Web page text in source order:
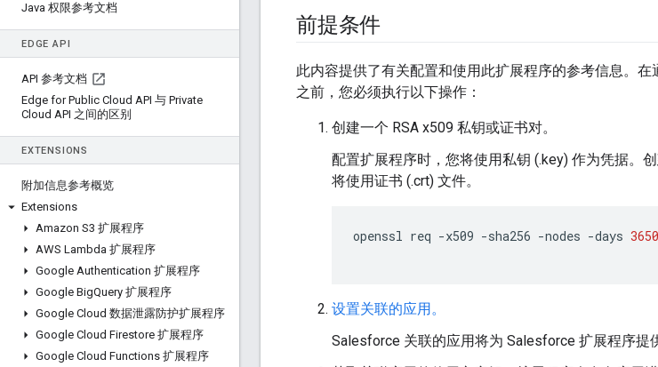
Java 权限参考文档
EDGE API
API 参考文档
Edge for Public Cloud API 与 Private
Cloud API 之间的区别
EXTENSIONS
附加信息参考概览
Extensions
Amazon S3 扩展程序
AWS Lambda 扩展程序
Google Authentication 扩展程序
Google BigQuery 扩展程序
Google Cloud 数据泄露防护扩展程序
Google Cloud Firestore 扩展程序
Google Cloud Functions 扩展程序
前提条件
此内容提供了有关配置和使用此扩展程序的参考信息。在
之前，您必须执行以下操作：
创建一个 RSA x509 私钥或证书对。
配置扩展程序时，您将使用私钥 (.key) 作为凭据。
将使用证书 (.crt) 文件。
openssl req -x509 -sha256 -nodes -days
设置关联的应用。
Salesforce 关联的应用将为 Salesforce 扩展程序提